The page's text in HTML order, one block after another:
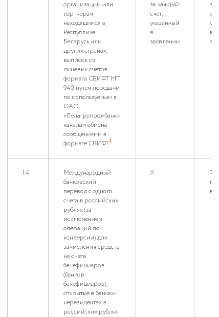
организации или
партнерам,
находящимся в
Республике
Беларусь или
других странах,
выписок из
лицевых счетов
формата СВИФТ МТ
940 путем передачи
по используемым в
ОАО
«Белагропромбанк»
каналам обмена
сообщениями в
формате СВИФТ1
за каждый
счет,
указанный
в
заявлении
за
в
1.4.
Международный
банковский
перевод с одного
счета в российских
рублях (за
исключением
операций по
конверсии) для
зачисления средств
на счета
бенефициаров
(банков-
бенефициаров),
открытые в банках-
нерезидентах в
российских рублях
Х
7
в